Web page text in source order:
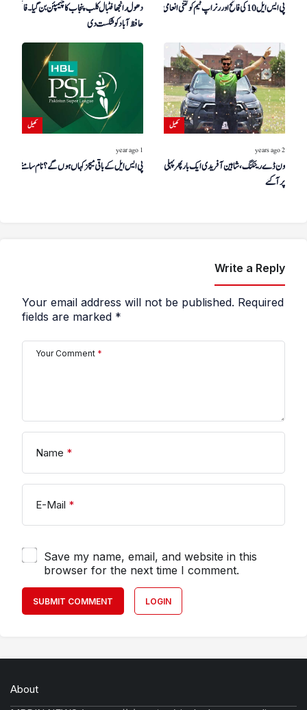
دھول رانجھا فٹبال کلب پنجاب کا چیمپئن بن گیا۔ فائنل میں
حافظ آباد کو شکست دی
پی ایس ایل 10 کی فاتح اور رنر اپ ٹیم کو کتنی انعامی رقم ملی؟
کھیل
1 year ago
پی ایس ایل کے باقی میچز کہاں ہوں گے؟ نام سامنے آگیا
کھیل
2 years ago
ون ڈے رینکنگ، شاہین آفریدی ایک بار پھر پہلی پوزیشن
پر آگئے
Write a Reply
Your email address will not be published. Required
fields are marked *
Your Comment *
Name *
E-Mail *
Save my name, email, and website in this
browser for the next time I comment.
SUBMIT COMMENT LOGIN
About